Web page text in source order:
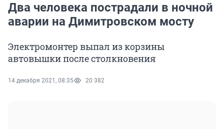
Два человека пострадали в ночной
аварии на Димитровском мосту
Электромонтер выпал из корзины
автовышки после столкновения
14 декабря 2021, 08:35 20 382